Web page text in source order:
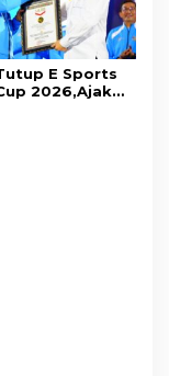
E Sports
2026,Ajak